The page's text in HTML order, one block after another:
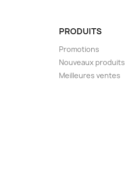
PRODUITS
Promotions
Nouveaux produits
Meilleures ventes